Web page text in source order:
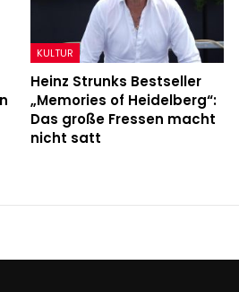
KULTUR
Heinz Strunks Bestseller
„Memories of Heidelberg“:
Das große Fressen macht
nicht satt